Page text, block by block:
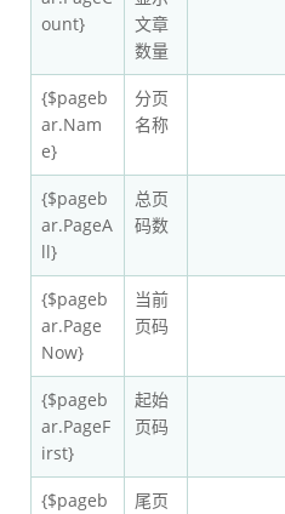
ount}
文章
数量
{$pageb
ar.Nam
e}
分页
名称
{$pageb
ar.PageA
ll}
总页
码数
{$pageb
ar.Page
Now}
当前
页码
{$pageb
ar.PageF
irst}
起始
页码
{$pageb
尾页